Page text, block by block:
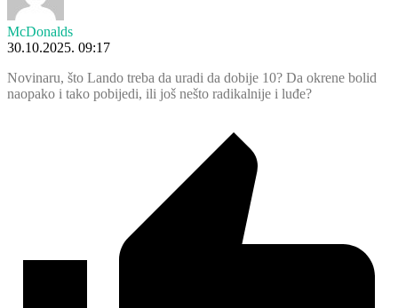
McDonalds
30.10.2025. 09:17
Novinaru, što Lando treba da uradi da dobije 10? Da okrene bolid
naopako i tako pobijedi, ili još nešto radikalnije i luđe?